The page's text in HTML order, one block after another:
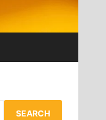
SEARCH